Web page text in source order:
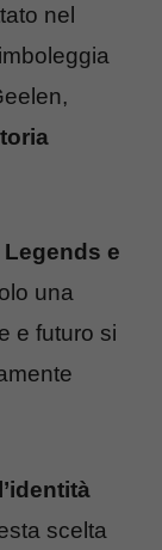
nel
e
una
e futuro si
scelta